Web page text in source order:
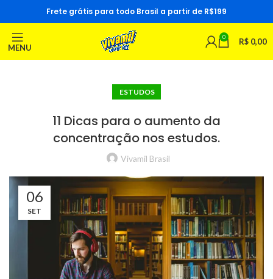
Frete grátis para todo Brasil a partir de R$199
MENU
0 R$ 0,00
ESTUDOS
11 Dicas para o aumento da
concentração nos estudos.
Vivamil Brasil
06
SET